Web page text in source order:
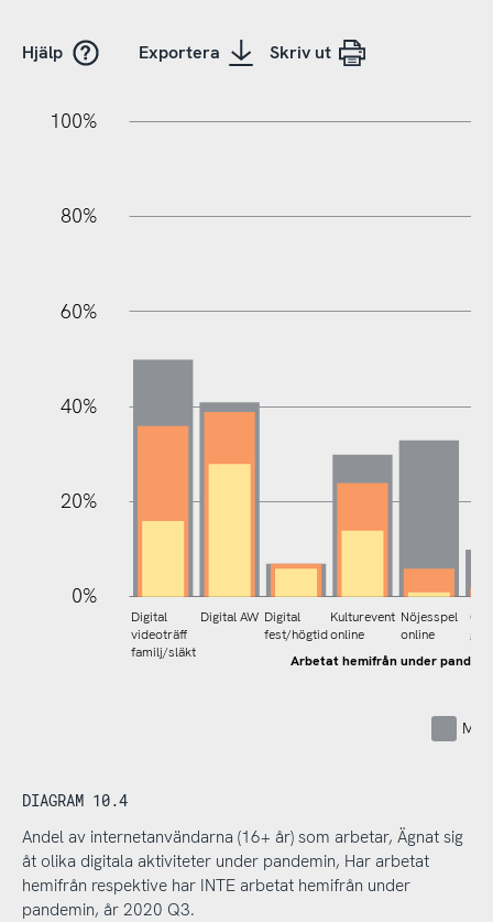
Hjälp Exportera Skriv ut
0%
20%
40%
60%
80%
100%
Arbetat hemifrån under
Digital
videoträff
familj/släkt
Digital AW Digital
fest/högtid
Kulturevent
online
Nöjesspel
online
DIAGRAM 10.4
Andel av internetanvändarna (16+ år) som arbetar, Ägnat sig
åt olika digitala aktiviteter under pandemin, Har arbetat
hemifrån respektive har INTE arbetat hemifrån under
pandemin, år 2020 Q3.